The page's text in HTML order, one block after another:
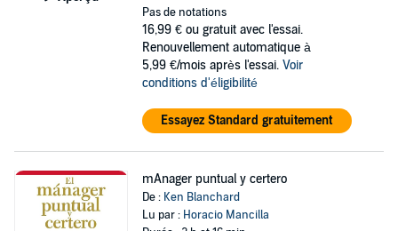
Pas de notations
16,99 € ou gratuit avec l'essai.
Renouvellement automatique à
5,99 €/mois après l'essai. Voir
conditions d'éligibilité
Essayez Standard gratuitement
mAnager puntual y certero
De : Ken Blanchard
Lu par : Horacio Mancilla